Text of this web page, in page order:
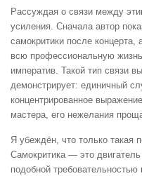
Рассуждая о связи между
усиления. Сначала автор
самокритики после концерта,
всю профессиональную
императив. Такой тип связи
демонстрирует: единичный
концентрированное
мастера, его нежелания
Я убеждён, что только такая
Самокритика — это
подобной